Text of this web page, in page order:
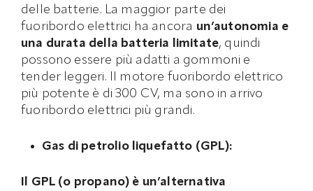
delle batterie. La maggior parte dei
fuoribordo elettrici ha ancora un’autonomia e
una durata della batteria limitate, quindi
possono essere più adatti a gommoni e
tender leggeri. Il motore fuoribordo elettrico
più potente è di 300 CV, ma sono in arrivo
fuoribordo elettrici più grandi.
Gas di petrolio liquefatto (GPL):
Il GPL (o propano) è un’alternativa